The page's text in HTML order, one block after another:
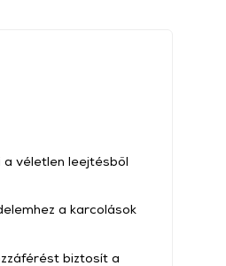
a véletlen leejtésből
a karcolások
biztosít a